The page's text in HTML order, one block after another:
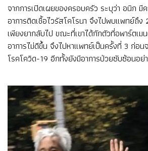
จากการเปิดเผยของครอบครัว ระบุว่า อนิก มี
อาการติดเชื้อไวรัสโคโรนา จึงไปพบแพทย์ถึ
เพียงยากลับไป ขณะที่เขาได้กักตัวที่อพาร์ตเ
อาการไม่ดีขึ้น จึงไปหาแพทย์เป็นครั้งที่ 3 ก่อน
โรคโควิด-19 อีกทั้งยังมีอาการป่วยซับซ้อนอย่